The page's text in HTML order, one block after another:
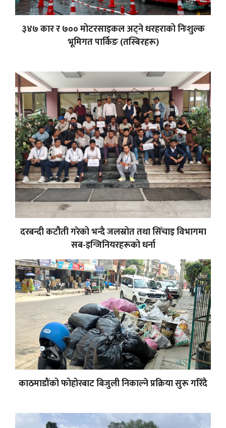
३४७ कार र ७०० मोटरसाइकल अट्ने धरहराको निःशुल्क
भूमिगत पार्किङ (तस्बिरहरू)
दरबन्दी कटौती गरेको भन्दै जलस्रोत तथा सिँचाइ विभागमा
सब-इन्जिनियरहरूको धर्ना
काठमाडौंको फोहोरबाट बिजुली निकाल्ने प्रक्रिया सुरू गरिँदै